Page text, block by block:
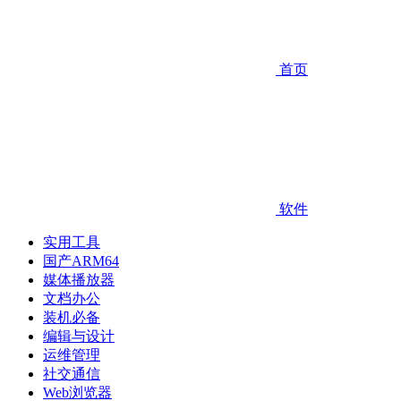
首页
软件
实用工具
国产ARM64
媒体播放器
文档办公
装机必备
编辑与设计
运维管理
社交通信
Web浏览器